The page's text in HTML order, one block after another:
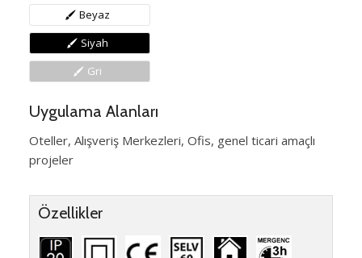
Beyaz
Siyah
Gri
Uygulama Alanları
Oteller, Alışveriş Merkezleri, Ofis, genel ticari amaçlı
projeler
Özellikler